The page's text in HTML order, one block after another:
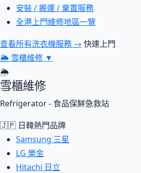
安裝 / 搬運 / 棄置服務
全港上門維修地區一覽
查看所有洗衣機服務 → 快速上門
🌦 雪櫃維修 ▼
🌦
雪櫃維修
Refrigerator - 食品保鮮急救站
🇯🇵 日韓熱門品牌
Samsung 三星
LG 樂金
Hitachi 日立